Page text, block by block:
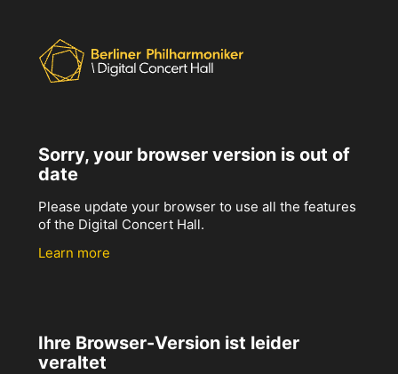
Sorry, your browser version is out of
date
Please update your browser to use all the features
of the Digital Concert Hall.
Learn more
Ihre Browser-Version ist leider
veraltet